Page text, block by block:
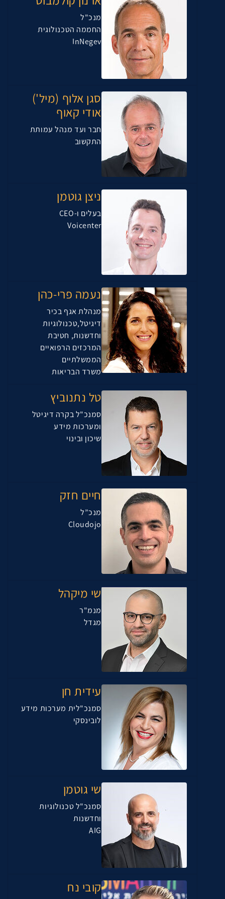
מנכ"ל
החממה הטכנולוגית
InNegev
סגן אלוף (מיל')
אודי קאוף
חבר ועד מנהל עמותת
התקשוב
ניצן גוטמן
בעלים ו-CEO
Voicenter
נעמה פרי-כהן
מנהלת אגף בכיר
דיגיטל,טכנולוגיות
וחדשנות, חטיבת
המרכזים הרפואיים
הממשלתיים
משרד הבריאות
טל נתנוביץ
סמנכ"ל בקרה דיגיטל
ומערכות מידע
שיכון ובינוי
חיים חזק
מנכ”ל
Cloudojo
שי מיקהל
מנמ"ר
מגדל
עידית חן
סמנכ"לית מערכות מידע
לובינסקי
שי גוטמן
סמנכ"ל טכנולוגיות
וחדשנות
AIG
קובי נח